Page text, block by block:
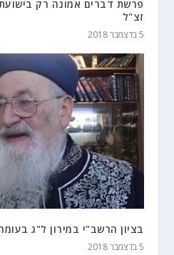
פרשת דברים אמונה רק
זצ"ל
5 בדצמבר 2018
בציון הרשב"י במירון ל"ג
5 בדצמבר 2018